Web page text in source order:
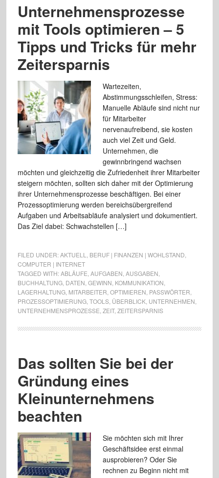
Unternehmensprozesse
mit Tools optimieren – 5
Tipps und Tricks für mehr
Zeitersparnis
Wartezeiten,
Abstimmungsschleifen, Stress:
Manuelle Abläufe sind nicht nur
für Mitarbeiter
nervenaufreibend, sie kosten
auch viel Zeit und Geld.
Unternehmen, die
gewinnbringend wachsen
möchten und gleichzeitig die Zufriedenheit ihrer Mitarbeiter
steigern möchten, sollten sich daher mit der Optimierung
ihrer Unternehmensprozesse beschäftigen. Bei einer
Prozessoptimierung werden bereichsübergreifend
Aufgaben und Arbeitsabläufe analysiert und dokumentiert.
Das Ziel dabei: Schwachstellen […]
FILED UNDER:AKTUELL BERUF | FINANZEN | WOHLSTAND
COMPUTER | INTERNET
TAGGED WITH:ABLÄUFE AUFGABEN AUSGABEN
BUCHHALTUNG, DATEN GEWINN KOMMUNIKATION
LAGERHALTUNG, MITARBEITER OPTIMIEREN PASSWÖRTER
PROZESSOPTIMIERUNG, TOOLS, ÜBERBLICK, UNTERNEHMEN
UNTERNEHMENSPROZESSE ZEIT, ZEITERSPARNIS
Das sollten Sie bei der
Gründung eines
Kleinunternehmens
beachten
Sie möchten sich mit Ihrer
Geschäftsidee erst einmal
ausprobieren? Oder Sie
rechnen zu Beginn nicht mit